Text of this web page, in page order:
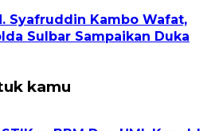
Syafruddin Kambo Wafat,
Sulbar Sampaikan Duka
kamu